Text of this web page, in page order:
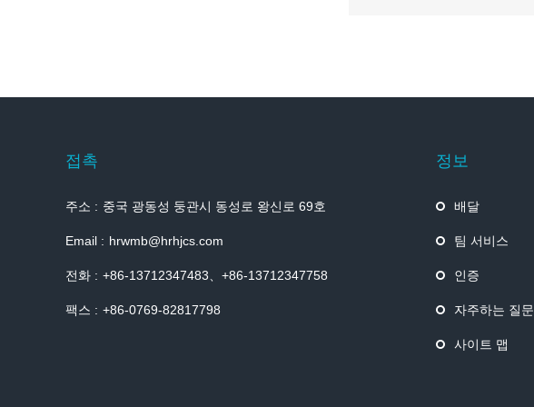
접촉
주소 : 중국 광동성 둥관시 동성로 왕신로 69호
Email : hrwmb@hrhjcs.com
전화 : +86-13712347483、+86-13712347758
팩스 : +86-0769-82817798
정보
배달
팀 서비스
인증
자주하는 질문
사이트 맵